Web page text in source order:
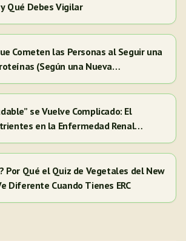
y Qué Debes Vigilar
Cometen las Personas al Seguir una
(Según una Nueva
se Vuelve Complicado: El
en la Enfermedad Renal
Por Qué el Quiz de Vegetales del New
Diferente Cuando Tienes ERC